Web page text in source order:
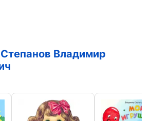
Степанов Владимир